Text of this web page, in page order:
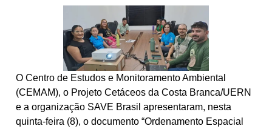
O Centro de Estudos e Monitoramento Ambiental
(CEMAM), o Projeto Cetáceos da Costa Branca/UERN
e a organização SAVE Brasil apresentaram, nesta
quinta-feira (8), o documento “Ordenamento Espacial